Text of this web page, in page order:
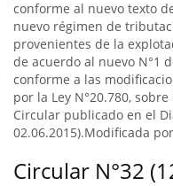
conforme al nuevo texto
nuevo régimen de
provenientes de la
de acuerdo al nuevo N°1
conforme a las
por la Ley N°20.780,
Circular publicado en el
02.06.2015).Modificada
Circular N°32